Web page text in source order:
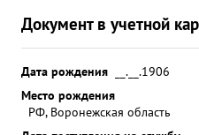
Документ в учетной
Дата рождения
__.__.1906
Место рождения
РФ, Воронежская область